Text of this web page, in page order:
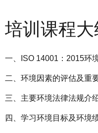
培训课程
一、ISO 14001：2015环
二、环境因素的评估及重
三、主要环境法律法规介
四、学习环境目标及环境